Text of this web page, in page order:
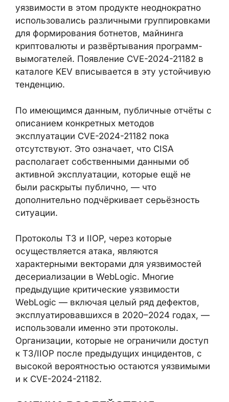
уязвимости в этом продукте неоднократно
использовались различными
группировками для формирования
ботнетов, майнинга криптовалюты и
развёртывания программ-вымогателей.
Появление CVE-2024-21182 в каталоге KEV
вписывается в эту устойчивую тенденцию.
По имеющимся данным, публичные отчёты
с описанием конкретных методов
эксплуатации CVE-2024-21182 пока
отсутствуют. Это означает, что CISA
располагает собственными данными об
активной эксплуатации, которые ещё не
были раскрыты публично, — что
дополнительно подчёркивает серьёзность
ситуации.
Протоколы T3 и IIOP, через которые
осуществляется атака, являются
характерными векторами для уязвимостей
десериализации в WebLogic. Многие
предыдущие критические уязвимости
WebLogic — включая целый ряд дефектов,
эксплуатировавшихся в 2020–2024 годах,
— использовали именно эти протоколы.
Организации, которые не ограничили
доступ к T3/IIOP после предыдущих
инцидентов, с высокой вероятностью
остаются уязвимыми и к CVE-2024-21182.